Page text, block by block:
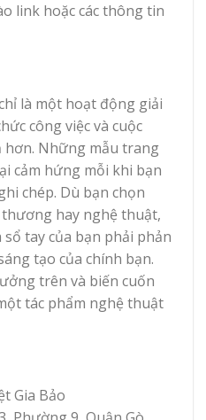
link hoặc các thông tin
là một hoạt động giải
công việc và cuộc
hơn. Những mẫu trang
cảm hứng mỗi khi bạn
chép. Dù bạn chọn
hay nghệ thuật,
tay của bạn phải phản
tạo của chính bạn.
trên và biến cuốn
tác phẩm nghệ thuật
Gia Bảo